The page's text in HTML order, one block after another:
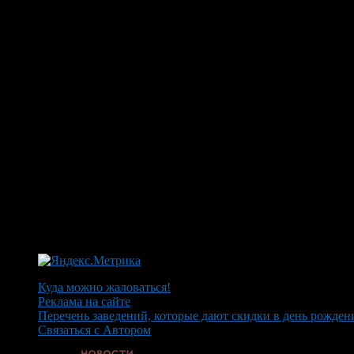
Куда можно жаловаться!
Реклама на сайте
Перечень заведений, которые дают скидки в день
Связаться с Автором